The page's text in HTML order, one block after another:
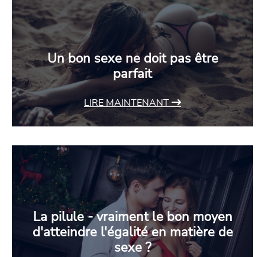
Un bon sexe ne doit pas être
parfait
LIRE MAINTENANT
La pilule - vraiment le bon moyen
d'atteindre l'égalité en matière de
sexe ?